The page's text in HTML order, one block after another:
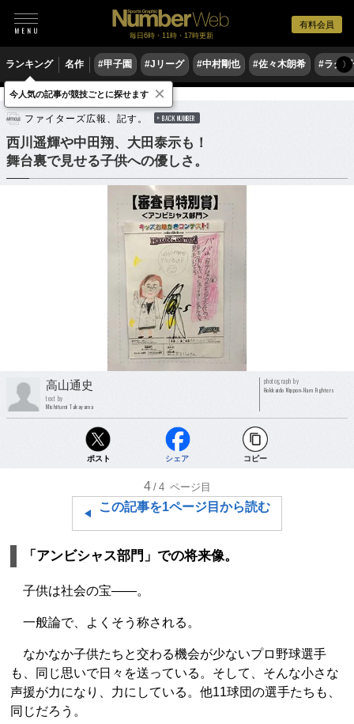
有料会員
毎日6時・11時・17時更新
ランキング 名作 #甲子園 #Jリーグ #中村剛也 #佐々木朗希 #ラグ〉
野球 プロ野球
ファイターズ広報、記す。 BACK NUMBER
西川遥輝や中田翔、大田泰示も！
舞台裏で見せる子供への優しさ。
高山通史
text by
Michifumi Takayama
photograph by
Hokkaido Nippon-Ham Fighters
ポスト シェア コピー
4 /4 ページ目
この記事を1ページ目から読む
「アンビシャス部門」での将来像。
子供は社会の宝――。
一般論で、よくそう称される。
なかなか子供たちと交わる機会が少ないプロ野球選手
も、同じ思いで日々を送っている。そして、そんな小さな
声援が力になり、力にしている。他11球団の選手たちも、
同じだろう。
今人気の記事が競技ごとに探せます ×